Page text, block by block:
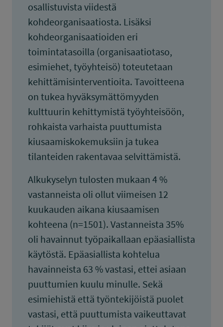
osallistuvista viidestä
kohdeorganisaatiosta. Lisäksi
kohdeorganisaatioiden eri
toimintatasoilla (organisaatiotaso,
esimiehet, työyhteisö) toteutetaan
kehittämisinterventioita. Tavoitteena
on tukea hyväksymättömyyden
kulttuurin kehittymistä työyhteisöön,
rohkaista varhaista puuttumista
kiusaamiskokemuksiin ja tukea
tilanteiden rakentavaa selvittämistä.
Alkukyselyn tulosten mukaan 4 %
vastanneista oli ollut viimeisen 12
kuukauden aikana kiusaamisen
kohteena (n=1501). Vastanneista 35%
oli havainnut työpaikallaan epäasiallista
käytöstä. Epäasiallista kohtelua
havainneista 63 % vastasi, ettei asiaan
puuttumien kuulu minulle. Sekä
esimiehistä että työntekijöistä puolet
vastasi, että puuttumista vaikeuttavat